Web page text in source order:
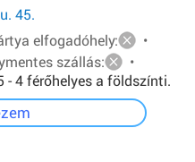
45.
elfogadóhely:
•
szállás:
•
- 4 férőhelyes a földszínti.
egy franciaágy és két ill.